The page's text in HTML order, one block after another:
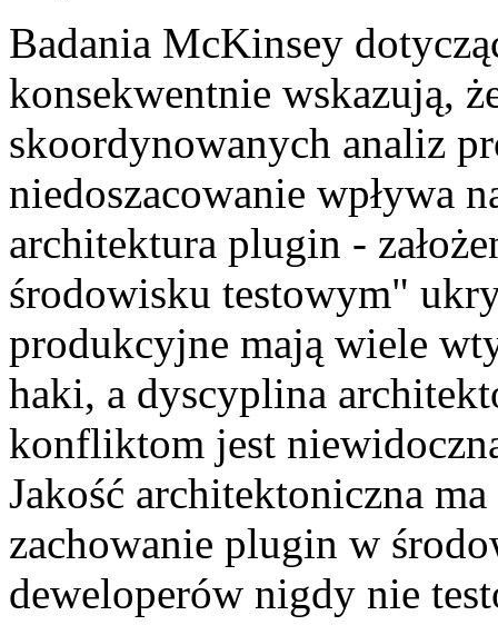
Badania McKinsey
konsekwentnie wskazują,
skoordynowanych analiz
niedoszacowanie wpływa
architektura plugin -
środowisku testowym"
produkcyjne mają wiele
haki, a dyscyplina
konfliktom jest
Jakość architektoniczna
zachowanie plugin w
deweloperów nigdy nie